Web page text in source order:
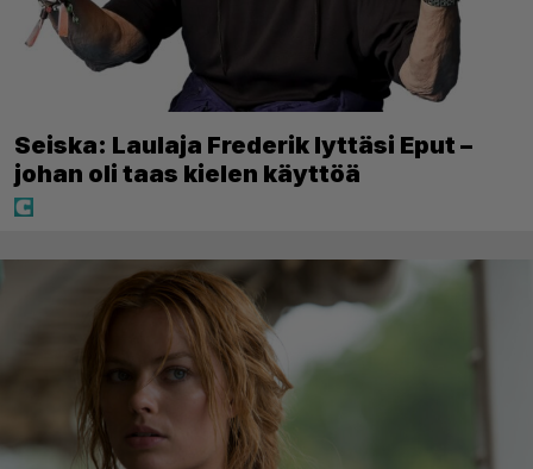
Seiska: Laulaja Frederik lyttäsi Eput –
johan oli taas kielen käyttöä